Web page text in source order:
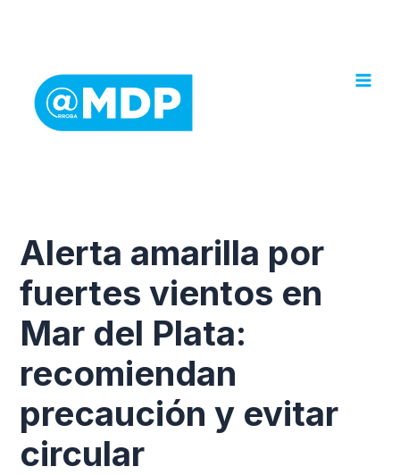
Alerta amarilla por
fuertes vientos en
Mar del Plata:
recomiendan
precaución y evitar
circular